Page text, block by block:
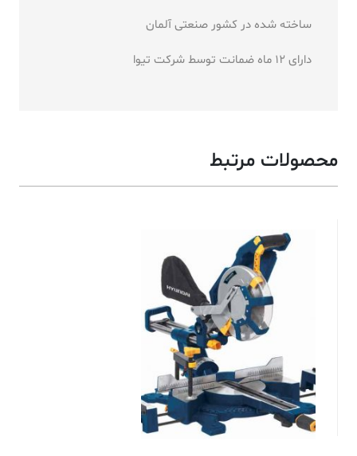
ساخته شده در کشور صنعتی آلمان
دارای 12 ماه ضمانت توسط شرکت تیوا
محصولات مرتبط